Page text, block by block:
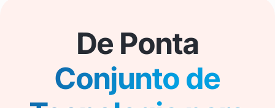
De Ponta
Conjunto de